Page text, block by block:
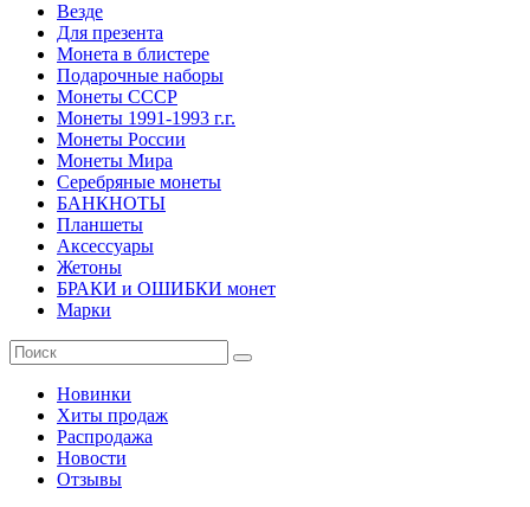
Везде
Для презента
Монета в блистере
Подарочные наборы
Монеты СССР
Монеты 1991-1993 г.г.
Монеты России
Монеты Мира
Серебряные монеты
БАНКНОТЫ
Планшеты
Аксессуары
Жетоны
БРАКИ и ОШИБКИ монет
Марки
Новинки
Хиты продаж
Распродажа
Новости
Отзывы